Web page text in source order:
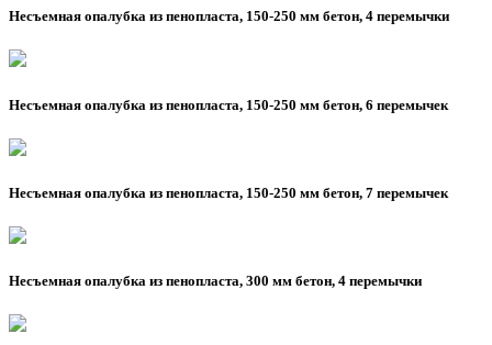
Несъемная опалубка из пенопласта, 150-250 мм бетон, 4 перемычки
Несъемная опалубка из пенопласта, 150-250 мм бетон, 6 перемычек
Несъемная опалубка из пенопласта, 150-250 мм бетон, 7 перемычек
Несъемная опалубка из пенопласта, 300 мм бетон, 4 перемычки